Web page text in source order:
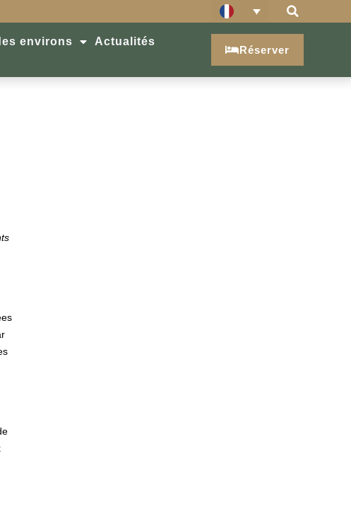
environs
Actualités
Réserver